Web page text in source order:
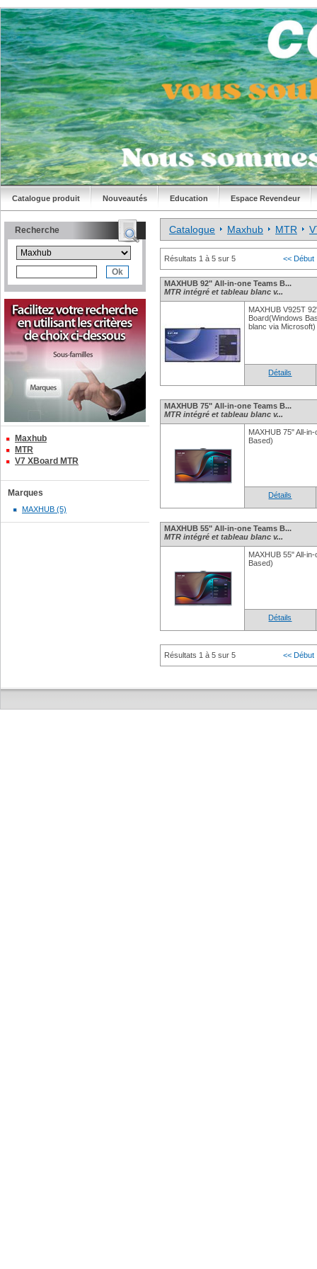
Catalogue produit Nouveautés Education Espace Revendeur
Recherche
Maxhub
MTR
V7 XBoard MTR
Marques
MAXHUB (5)
Catalogue Maxhub MTR
Résultats 1 à 5 sur 5 << Début
MAXHUB 92" All-in-one Teams B...
MTR intégré et tableau blanc v...
MAXHUB V925T
Board(Windows
blanc via Microsoft)
Détails
MAXHUB 75" All-in-one Teams B...
MTR intégré et tableau blanc v...
MAXHUB 75" All-
Based)
Détails
MAXHUB 55" All-in-one Teams B...
MTR intégré et tableau blanc v...
MAXHUB 55" All-
Based)
Détails
Résultats 1 à 5 sur 5 << Début